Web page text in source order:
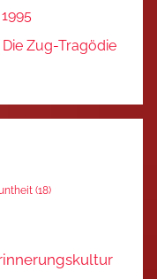
Zug-Tragödie
(18)